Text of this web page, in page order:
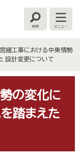
検
索
メ
ニ
ー
営繕工事における中東情勢
設計変更について
の変化に
踏まえた